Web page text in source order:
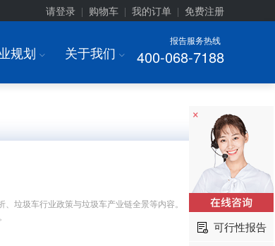
请登录 购物车 我的订单 免费注册
报告服务热线
400-068-7188
规划 I 关于我们 I
垃圾车行业政策与垃圾车产业链全景等内容。
×
可行性报告